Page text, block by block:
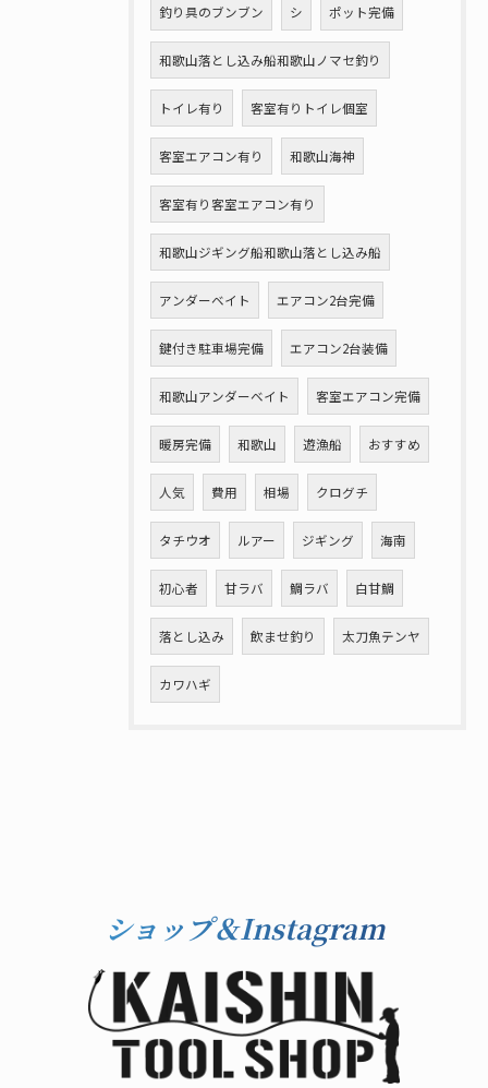
釣り具のブンブン シ ポット完備
和歌山落とし込み船和歌山ノマセ釣り
トイレ有り 客室有りトイレ個室
客室エアコン有り 和歌山海神
客室有り客室エアコン有り
和歌山ジギング船和歌山落とし込み船
アンダーベイト エアコン2台完備
鍵付き駐車場完備 エアコン2台装備
和歌山アンダーベイト 客室エアコン完備
暖房完備 和歌山 遊漁船 おすすめ
人気 費用 相場 クログチ
タチウオ ルアー ジギング 海南
初心者 甘ラバ 鯛ラバ 白甘鯛
落とし込み 飲ませ釣り 太刀魚テンヤ
カワハギ
ショップ＆Instagram